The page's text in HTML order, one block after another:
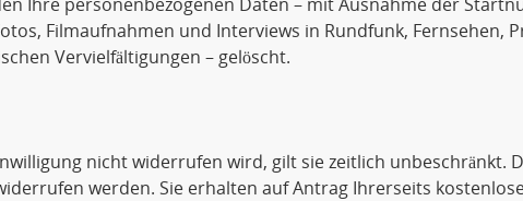
Filmaufnahmen und Interviews in Rundfunk, Fernsehen,
Vervielfältigungen – gelöscht.
nicht widerrufen wird, gilt sie zeitlich unbeschränkt.
werden. Sie erhalten auf Antrag Ihrerseits